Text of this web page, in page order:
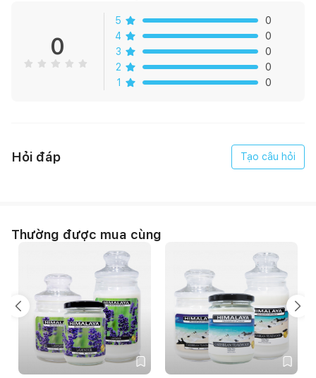
+ Nước: cây ưa ẩm tưới nước từ 1 - 2 lần/ngày tưới từ gốc lên
đến ngọn để giữ ẩm tốt nhất cho cây
+ Nhiệt độ: ưa sống ở những nơi có khí hậu nóng ẩm. Nhiệt độ
0
5
0
4
0
3
0
2
0
1
0
Hỏi đáp Tạo câu hỏi
Thường được mua cùng